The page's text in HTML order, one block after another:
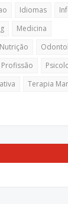
Idiomas
Medicina
Nutrição
Profissão
Terapia